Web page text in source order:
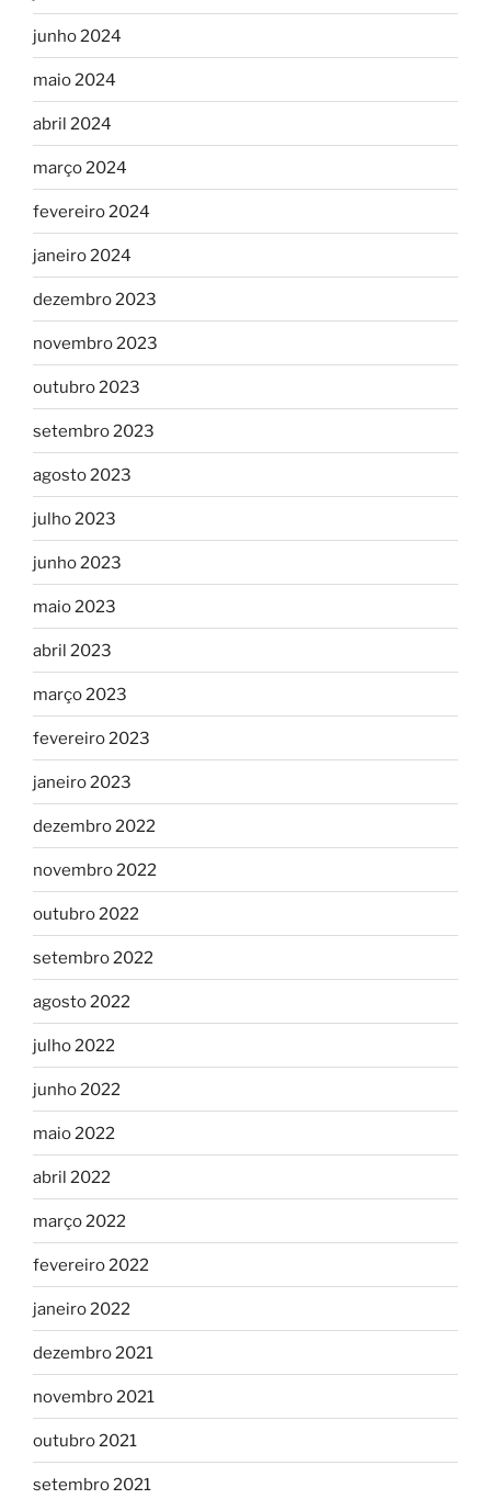
junho 2024
maio 2024
abril 2024
março 2024
fevereiro 2024
janeiro 2024
dezembro 2023
novembro 2023
outubro 2023
setembro 2023
agosto 2023
julho 2023
junho 2023
maio 2023
abril 2023
março 2023
fevereiro 2023
janeiro 2023
dezembro 2022
novembro 2022
outubro 2022
setembro 2022
agosto 2022
julho 2022
junho 2022
maio 2022
abril 2022
março 2022
fevereiro 2022
janeiro 2022
dezembro 2021
novembro 2021
outubro 2021
setembro 2021